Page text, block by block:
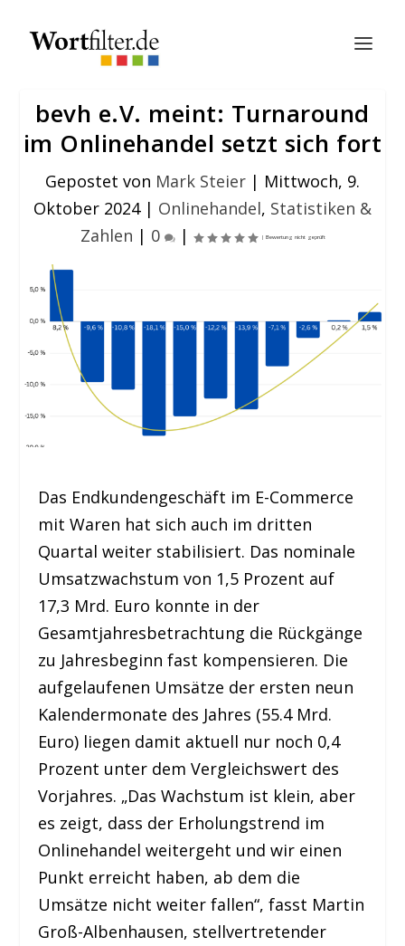
bevh e.V. meint: Turnaround
im Onlinehandel setzt sich fort
Gepostet von Mark Steier | Mittwoch, 9.
Oktober 2024| Onlinehandel, Statistiken &
Zahlen | 0 |
Das Endkundengeschäft im E-Commerce
mit Waren hat sich auch im dritten
Quartal weiter stabilisiert. Das nominale
Umsatzwachstum von 1,5 Prozent auf
17,3 Mrd. Euro konnte in der
Gesamtjahresbetrachtung die Rückgänge
zu Jahresbeginn fast kompensieren. Die
aufgelaufenen Umsätze der ersten neun
Kalendermonate des Jahres (55.4 Mrd.
Euro) liegen damit aktuell nur noch 0,4
Prozent unter dem Vergleichswert des
Vorjahres. „Das Wachstum ist klein, aber
es zeigt, dass der Erholungstrend im
Onlinehandel weitergeht und wir einen
Punkt erreicht haben, ab dem die
Umsätze nicht weiter fallen“, fasst Martin
Groß-Albenhausen, stellvertretender